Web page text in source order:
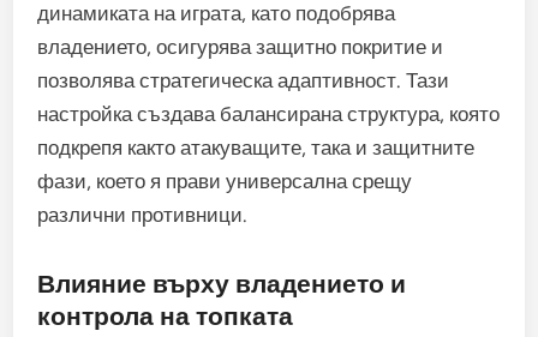
динамиката на играта, като подобрява
владението, осигурява защитно покритие и
позволява стратегическа адаптивност. Тази
настройка създава балансирана структура, която
подкрепя както атакуващите, така и защитните
фази, което я прави универсална срещу
различни противници.
Влияние върху владението и
контрола на топката